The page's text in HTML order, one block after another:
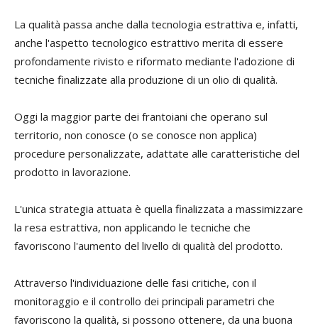
La qualità passa anche dalla tecnologia estrattiva e, infatti,
anche l'aspetto tecnologico estrattivo merita di essere
profondamente rivisto e riformato mediante l'adozione di
tecniche finalizzate alla produzione di un olio di qualità.
Oggi la maggior parte dei frantoiani che operano sul
territorio, non conosce (o se conosce non applica)
procedure personalizzate, adattate alle caratteristiche del
prodotto in lavorazione.
L'unica strategia attuata è quella finalizzata a massimizzare
la resa estrattiva, non applicando le tecniche che
favoriscono l'aumento del livello di qualità del prodotto.
Attraverso l'individuazione delle fasi critiche, con il
monitoraggio e il controllo dei principali parametri che
favoriscono la qualità, si possono ottenere, da una buona